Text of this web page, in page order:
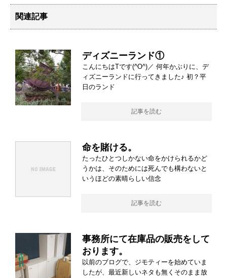
関連記事
ディズニーランド①
こんにちはTです(^O^)／ 何年かぶりに、デ
ィズニーランドに行ってきました♪ 初？平
日のランド
記事を読む
命を賭ける。
たったひとつしかない命をかけられるかど
うかは、そのためには死んでも構わないと
いうほどの素晴らしい信念
記事を読む
事務所にて在庫品の販売をして
おります。
以前のブログで、ジモティーを始めていま
したが、最近新しいネタも無くそのまま放